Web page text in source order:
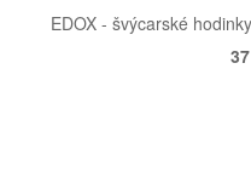
EDOX - švýcarské hodinky